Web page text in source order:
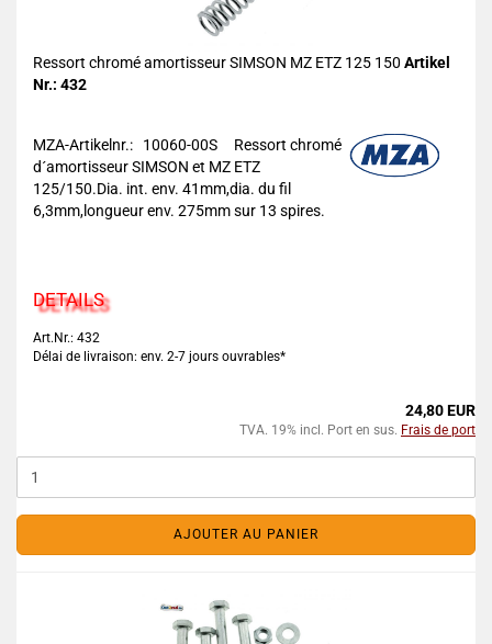
Ressort chromé amortisseur SIMSON MZ ETZ 125 150 Artikel
Nr.: 432
MZA-Artikelnr.: 10060-00S
Ressort chromé
d´amortisseur SIMSON et MZ ETZ
125/150.Dia. int. env. 41mm,dia. du fil
6,3mm,longueur env. 275mm sur 13 spires.
DETAILS
Art.Nr.: 432
Délai de livraison: env. 2-7 jours ouvrables*
24,80 EUR
TVA. 19% incl. Port en sus. Frais de port
AJOUTER AU PANIER